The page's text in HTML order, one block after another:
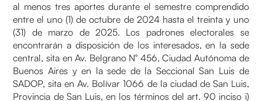
al menos tres aportes durante el semestre comprendido
entre el uno (1) de octubre de 2024 hasta el treinta y uno
(31) de marzo de 2025. Los padrones electorales se
encontrarán a disposición de los interesados, en la sede
central, sita en Av. Belgrano N° 456, Ciudad Autónoma de
Buenos Aires y en la sede de la Seccional San Luis de
SADOP, sita en Av. Bolívar 1066 de la ciudad de San Luis,
Provincia de San Luis, en los términos del art. 90 inciso i)